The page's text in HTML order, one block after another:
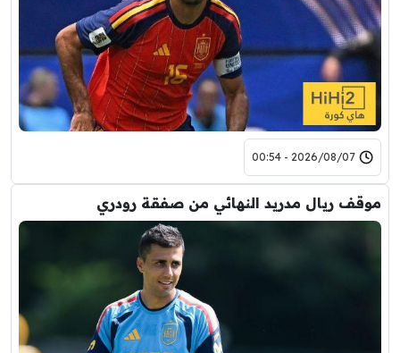
2026/08/07 - 00:54
موقف ريال مدريد النهائي من صفقة رودري